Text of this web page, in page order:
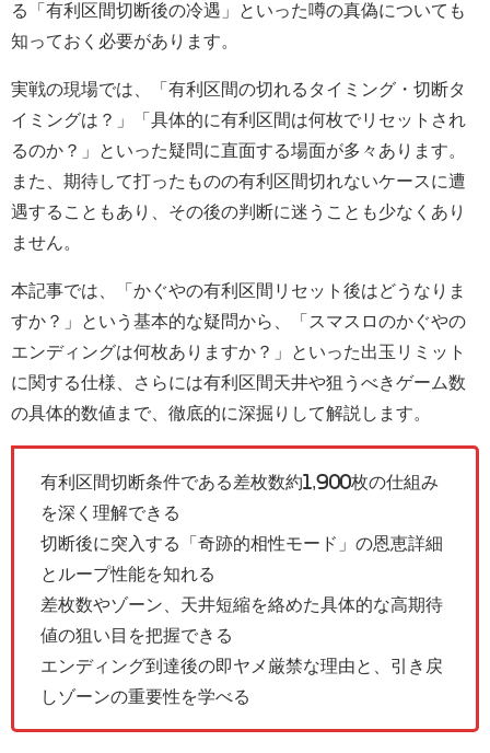
る「有利区間切断後の冷遇」といった噂の真偽についても
知っておく必要があります。
実戦の現場では、「有利区間の切れるタイミング・切断タ
イミングは？」「具体的に有利区間は何枚でリセットされ
るのか？」といった疑問に直面する場面が多々あります。
また、期待して打ったものの有利区間切れないケースに遭
遇することもあり、その後の判断に迷うことも少なくあり
ません。
本記事では、「かぐやの有利区間リセット後はどうなりま
すか？」という基本的な疑問から、「スマスロのかぐやの
エンディングは何枚ありますか？」といった出玉リミット
に関する仕様、さらには有利区間天井や狙うべきゲーム数
の具体的数値まで、徹底的に深掘りして解説します。
有利区間切断条件である差枚数約1,900枚の仕組み
を深く理解できる
切断後に突入する「奇跡的相性モード」の恩恵詳細
とループ性能を知れる
差枚数やゾーン、天井短縮を絡めた具体的な高期待
値の狙い目を把握できる
エンディング到達後の即ヤメ厳禁な理由と、引き戻
しゾーンの重要性を学べる